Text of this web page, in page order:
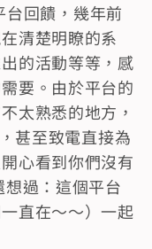
回饋，幾年前
清楚明瞭的系
的活動等等，感
要。由於平台的
太熟悉的地方，
甚至致電直接為
心看到你們沒有
過：這個平台
直在～～）一起